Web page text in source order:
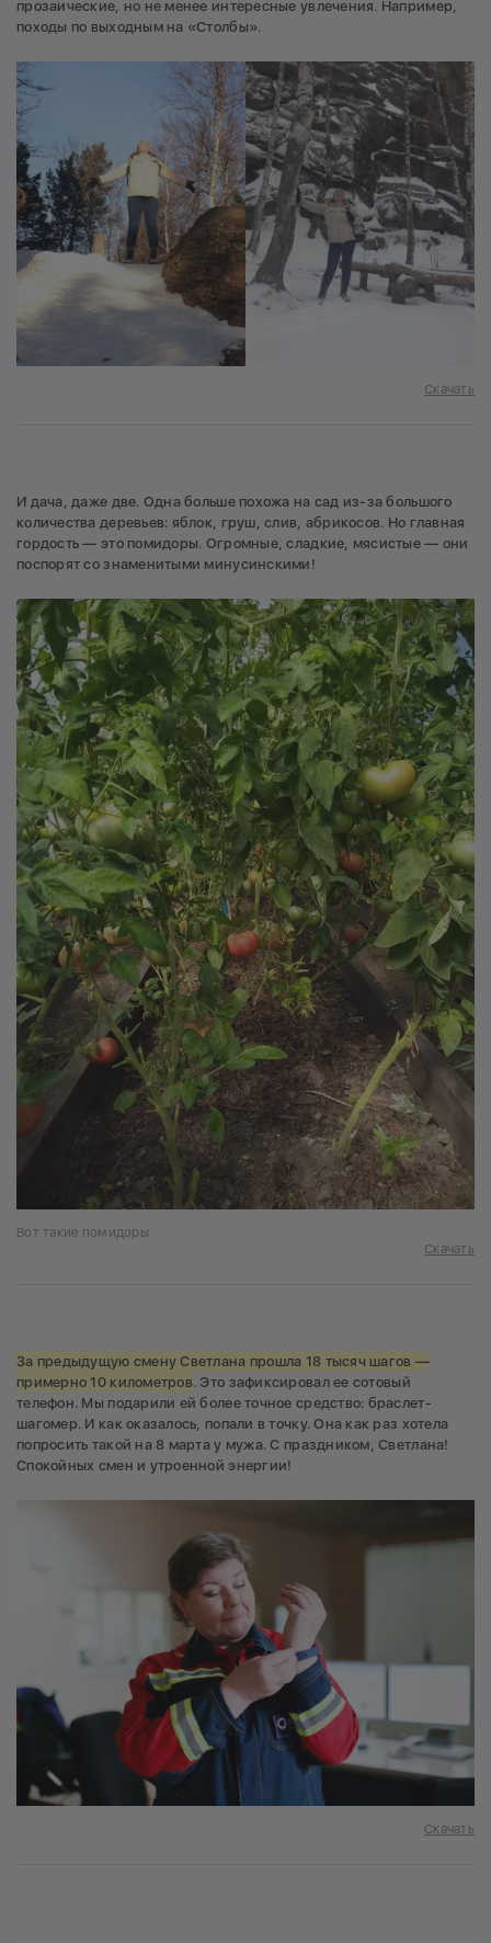
прозаические, но не менее интересные увлечения. Например,
походы по выходным на «Столбы».
Скачать
И дача, даже две. Одна больше похожа на сад из-за большого
количества деревьев: яблок, груш, слив, абрикосов. Но главная
гордость — это помидоры. Огромные, сладкие, мясистые — они
поспорят со знаменитыми минусинскими!
Вот такие помидоры
Скачать
За предыдущую смену Светлана прошла 18 тысяч шагов —
примерно 10 километров. Это зафиксировал ее сотовый
телефон. Мы подарили ей более точное средство: браслет-
шагомер. И как оказалось, попали в точку. Она как раз хотела
попросить такой на 8 марта у мужа. С праздником, Светлана!
Спокойных смен и утроенной энергии!
Скачать